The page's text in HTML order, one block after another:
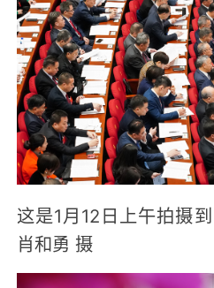
这是1月12日上午拍摄
肖和勇 摄